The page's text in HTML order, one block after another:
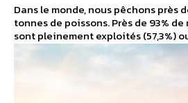
Dans le monde, nous pêchons près
tonnes de poissons. Près de 93%
sont pleinement exploités (57,3%)